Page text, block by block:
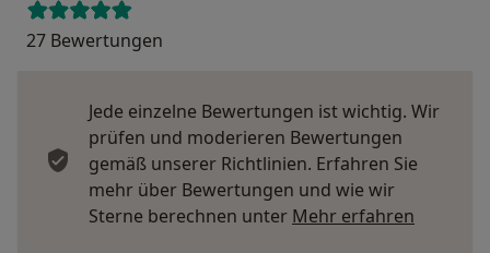
27 Bewertungen
Jede einzelne Bewertungen ist wichtig. Wir
prüfen und moderieren Bewertungen
gemäß unserer Richtlinien. Erfahren Sie
mehr über Bewertungen und wie wir
Sterne berechnen unter Mehr erfahren